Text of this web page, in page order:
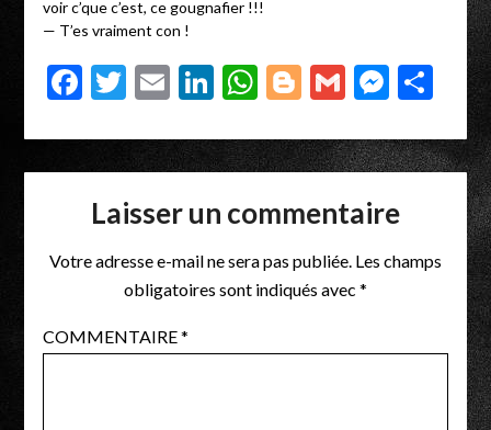
voir c’que c’est, ce gougnafier !!!
— T’es vraiment con !
Facebook
Twitter
EmailLinkedIn
WhatsApp
Blogger
Gmail
Laisser un commentaire
Votre adresse e-mail ne sera pas publiée. Les champs
obligatoires sont indiqués avec *
COMMENTAIRE*